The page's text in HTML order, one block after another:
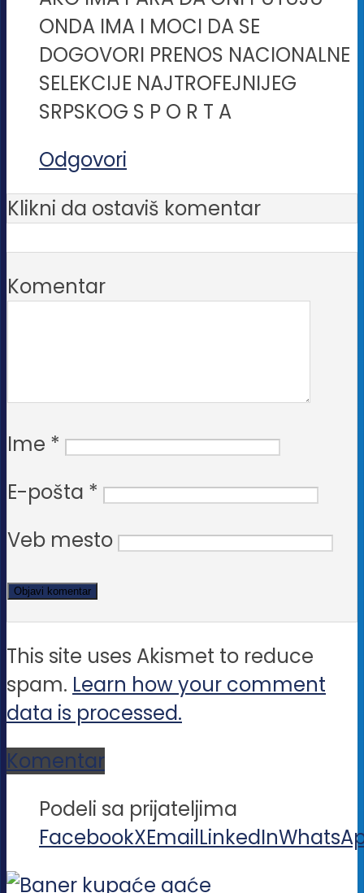
ONDA IMA I MOCI DA SE
DOGOVORI PRENOS NACIONALNE
SELEKCIJE NAJTROFEJNIJEG
SRPSKOG S P O R T A
Odgovori
Klikni da ostaviš komentar
Komentar
Ime *
E-pošta *
Veb mesto
This site uses Akismet to reduce
spam. Learn how your comment
data is processed.
Komentar
Podeli sa prijateljima
FacebookXEmailLinkedIn